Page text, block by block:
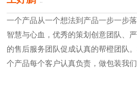
一个产品从一个想法到产品一步一步
智慧与心血，优秀的策划创意团队、
的售后服务团队促成认真的帮橙团队
个产品每个客户认真负责，做包装我们